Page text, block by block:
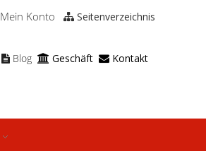
Mein Konto  Seitenverzeichnis
 Blog  Geschäft  Kontakt